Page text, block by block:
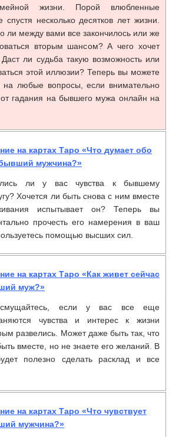
жизни. Порой влюбленные
спустя несколько десятков лет жизни.
ли между вами все закончилось или же
вторым шансом? А чего хочет
ли судьба такую возможность или
этой иллюзии? Теперь вы можете
на любые вопросы, если внимательно
от гадания на бывшего мужа онлайн на
на картах Таро «Что думает обо
мужчина?»
ли у вас чувства к бывшему
Хочется ли быть снова с ним вместе
испытывает он? Теперь вы
прочесть его намерения в ваш
помощью высших сил.
на картах Таро «Как живет сейчас
муж?»
если у вас все еще
чувства и интерес к жизни
развелись. Может даже быть так, что
вместе, но не знаете его желаний. В
полезно сделать расклад и все
на картах Таро «Что чувствует
мужчина?»